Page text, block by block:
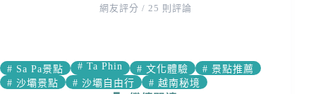
網友評分 / 25 則評論
# Sa Pa景點 # Ta Phin # 文化體驗 # 景點推薦
# 沙壩景點 # 沙壩自由行 # 越南秘境